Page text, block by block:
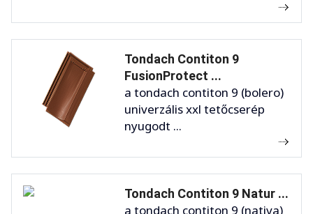
Tondach Contiton 9
FusionProtect ...
a tondach contiton 9 (bolero)
univerzális xxl tetőcserép
nyugodt ...
Tondach Contiton 9 Natur ...
a tondach contiton 9 (nativa)